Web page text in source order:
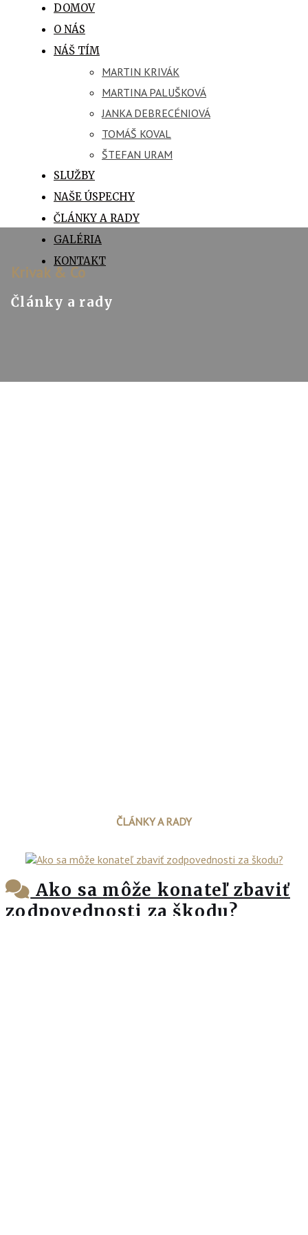
DOMOV
O NÁS
NÁŠ TÍM
MARTIN KRIVÁK
MARTINA PALUŠKOVÁ
JANKA DEBRECÉNIOVÁ
TOMÁŠ KOVAL
ŠTEFAN URAM
SLUŽBY
NAŠE ÚSPECHY
ČLÁNKY A RADY
GALÉRIA
KONTAKT
Krivak & Co
Články a rady
ČLÁNKY A RADY
Ako sa môže konateľ zbaviť
zodpovednosti za škodu?